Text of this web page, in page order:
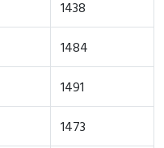
1438
1484
1491
1473